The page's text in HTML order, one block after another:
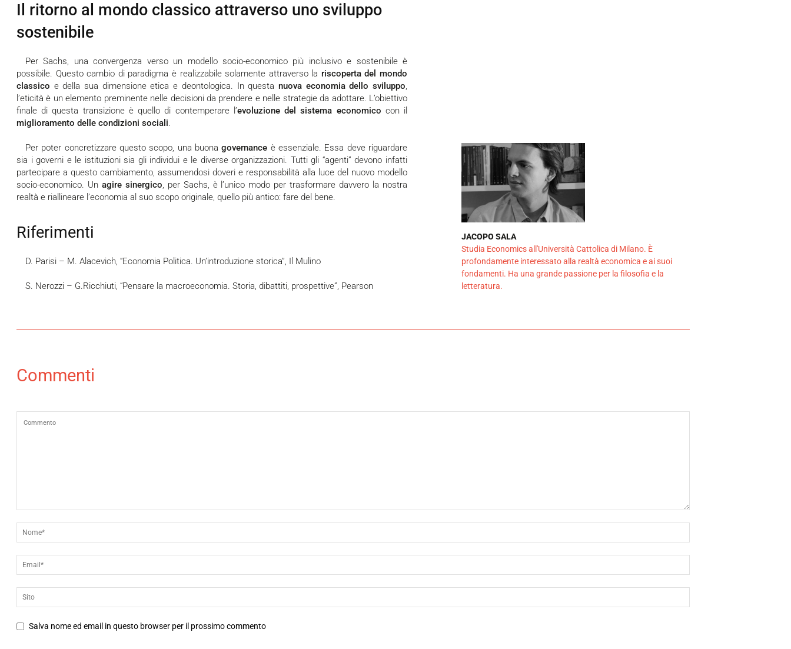
Il ritorno al mondo classico attraverso uno sviluppo
sostenibile
Per Sachs, una convergenza verso un modello socio-economico più inclusivo e sostenibile è
possibile. Questo cambio di paradigma è realizzabile solamente attraverso la riscoperta del mondo
classico e della sua dimensione etica e deontologica. In questa nuova economia dello sviluppo,
l’eticità è un elemento preminente nelle decisioni da prendere e nelle strategie da adottare. L’obiettivo
finale di questa transizione è quello di contemperare l’evoluzione del sistema economico con il
miglioramento delle condizioni sociali.
Per poter concretizzare questo scopo, una buonagovernance è essenziale. Essa deve riguardare
sia i governi e le istituzioni sia gli individui e le diverse organizzazioni. Tutti gli “agenti” devono infatti
partecipare a questo cambiamento, assumendosi doveri e responsabilità alla luce del nuovo modello
socio-economico. Un agire sinergico, per Sachs, è l’unico modo per trasformare davvero la nostra
realtà e riallineare l’economia al suo scopo originale, quello più antico: fare del bene.
Riferimenti
D. Parisi – M. Alacevich, “Economia Politica. Un’introduzione storica”, Il Mulino
S. Nerozzi – G.Ricchiuti, “Pensare la macroeconomia. Storia, dibattiti, prospettive”, Pearson
JACOPO SALA
Studia Economics all'Università Cattolica di Milano. È
profondamente interessato alla realtà economica e ai suoi
fondamenti. Ha una grande passione per la filosofia e la
letteratura.
Commenti
Salva nome ed email in questo browser per il prossimo commento